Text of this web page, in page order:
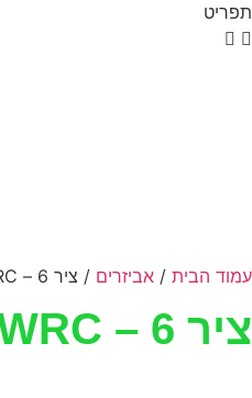
תפריט
עמוד הבית / אביזרים / ציר 6 – WRC
ציר 6 – WRC